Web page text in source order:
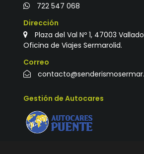
722 547 068
Dirección
Plaza del Val Nº 1, 47003
Oficina de Viajes Sermarolid.
Correo
Gestión de Autocares